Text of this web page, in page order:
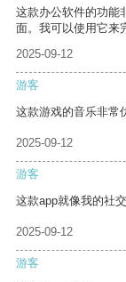
这款办公软件的功能
面。我可以使用它来
2025-09-12
游客
这款游戏的音乐非常
2025-09-12
游客
这款app就像我的社
2025-09-12
游客